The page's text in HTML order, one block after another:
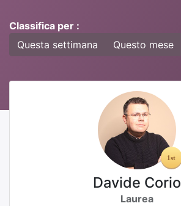
Classifica per :
Questa settimana
Questo mese
Davide Corio
Laurea